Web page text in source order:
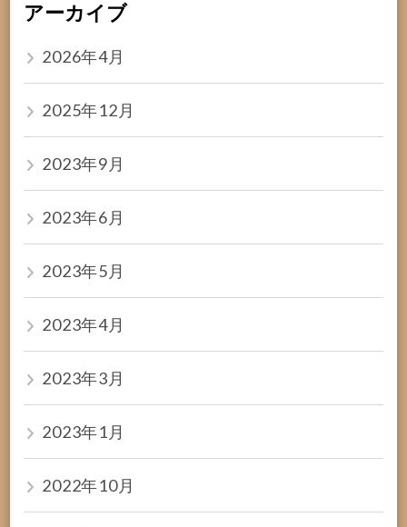
アーカイブ
2026年4月
2025年12月
2023年9月
2023年6月
2023年5月
2023年4月
2023年3月
2023年1月
2022年10月